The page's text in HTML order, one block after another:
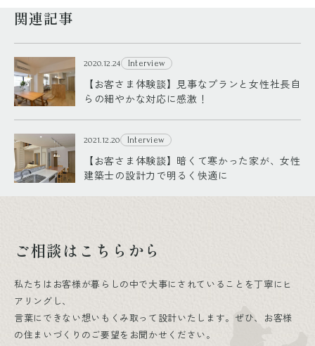
関連記事
2020.12.24 Interview
【お客さま体験談】見事なプランと女性社長自
らの細やかな対応に感激！
2021.12.20 Interview
【お客さま体験談】暗くて寒かった家が、女性
建築士の設計力で明るく快適に
ご相談はこちらから
私たちはお客様が暮らしの中で大事にされていることを丁寧にヒ
アリングし、
言葉にできない想いもくみ取って設計いたします。ぜひ、お客様
の住まいづくりのご要望をお聞かせください。